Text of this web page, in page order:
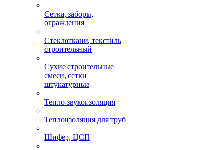
Сетка, заборы,
ограждения
Стеклоткани, текстиль
строительный
Сухие строительные
смеси, сетки
штукатурные
Тепло-звукоизоляция
Теплоизоляция для труб
Шифер, ЦСП